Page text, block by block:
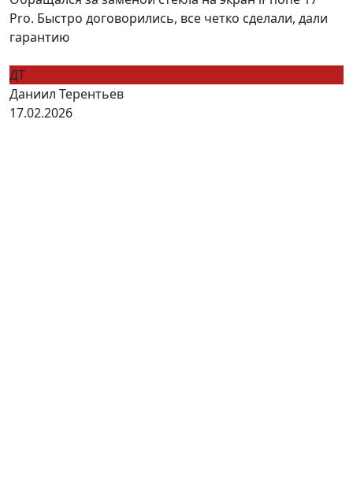
Pro. Быстро договорились, все четко сделали, дали
гарантию
ДТ
Даниил Терентьев
17.02.2026